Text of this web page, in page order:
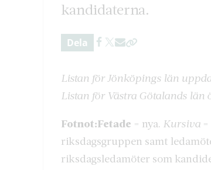
kandidaterna.
Dela
Listan för Jönköpings län
Listan för Västra Götalands län
Fotnot:Fetade = nya. Kursiva
riksdagsgruppen samt
riksdagsledamöter som